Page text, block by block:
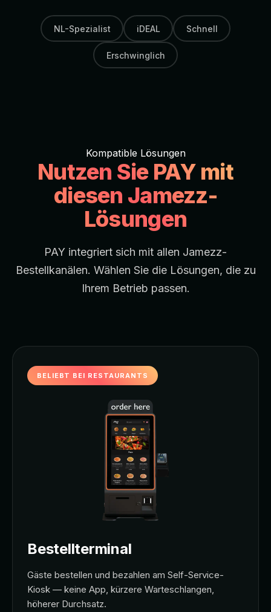
NL-Spezialist iDEAL Schnell
Erschwinglich
Kompatible Lösungen
Nutzen Sie PAY mit
diesen Jamezz-
Lösungen
PAY integriert sich mit allen Jamezz-
Bestellkanälen. Wählen Sie die Lösungen, die zu
Ihrem Betrieb passen.
BELIEBT BEI RESTAURANTS
Bestellterminal
Gäste bestellen und bezahlen am Self-Service-
Kiosk — keine App, kürzere Warteschlangen,
höherer Durchsatz.